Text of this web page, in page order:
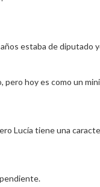
estaba de diputado
pero hoy es como un
Lucía tiene una